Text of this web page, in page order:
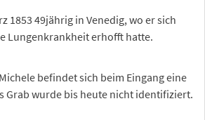
1853 49jährig in Venedig, wo er sich
Lungenkrankheit erhofft hatte.
befindet sich beim Eingang eine
Grab wurde bis heute nicht identifiziert.